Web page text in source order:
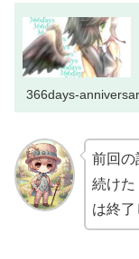
366days-
前回の
続けた
は終了